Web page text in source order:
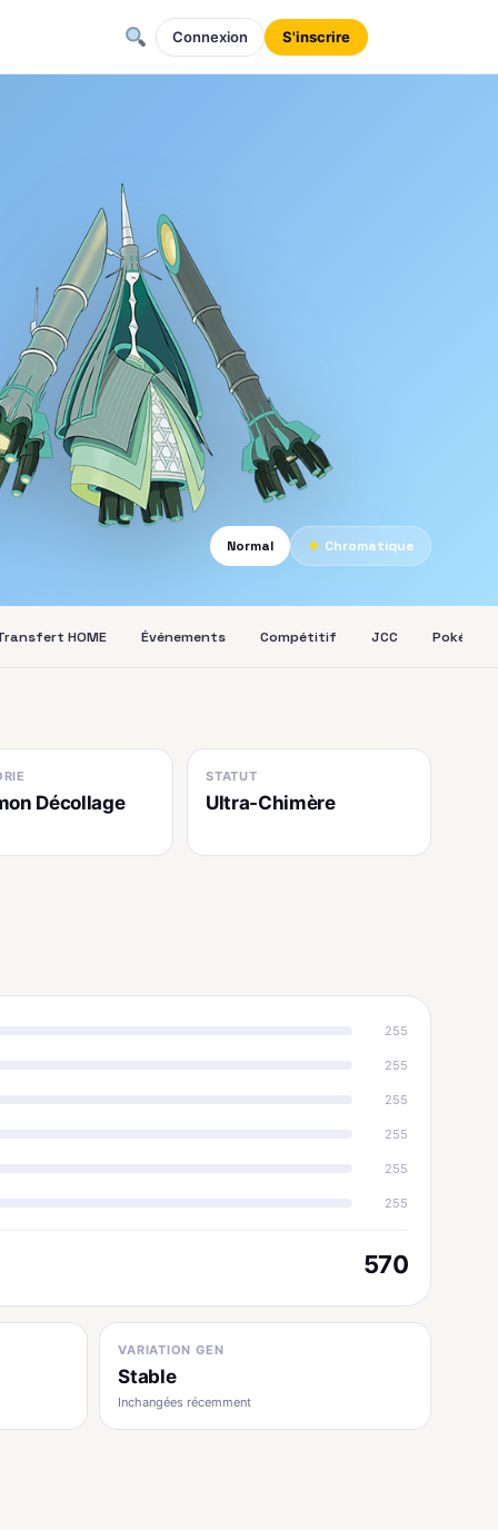
Connexion S'inscrire
Normal
★ Chromatique
HOME Événements Compétitif JCC Pokédex
Décollage
STATUT
Ultra-Chimère
255
255
255
255
255
255
570
VARIATION GEN
Stable
Inchangées récemment